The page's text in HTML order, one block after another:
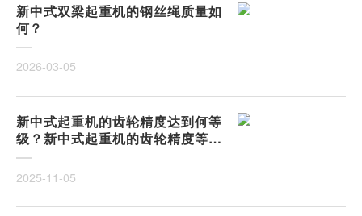
新中式双梁起重机的钢丝绳质量如
何？
2026-03-05
新中式起重机的齿轮精度达到何等
级？新中式起重机的齿轮精度等级
解析
2025-11-05